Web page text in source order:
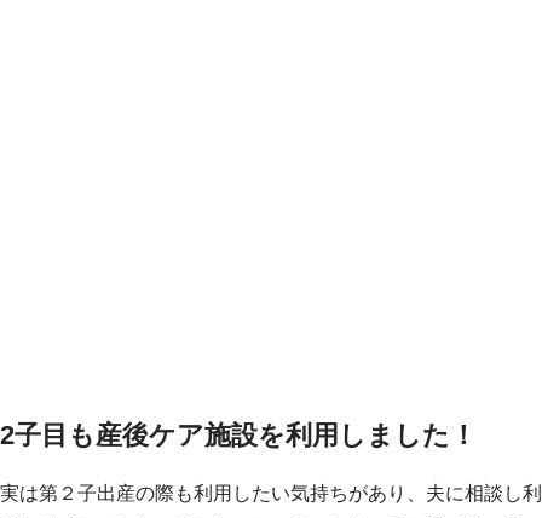
2子目も産後ケア施設を利用しました！
実は第２子出産の際も利用したい気持ちがあり、夫に相談し利